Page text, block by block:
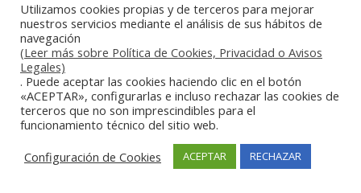
RESTAURACIÓN MADRID
COCINAS PREMIUM MADRID
COCINAS PREMIUM PROFESIONALES MADRID
COCINAS PROFESIONALES
COCINAS PROFESIONALES • MOBILIARIO • ENCIMERAS •
REVESTIMIENTOS • ESTRUCTURAS • ELEMENTOS
DECORATIVOS ACERO INOXIDABLE
COCINAS PROFESIONALES A MEDIDA PERSONALIZADAS PARA
PARTICULARES
Utilizamos cookies propias y de terceros para mejorar
nuestros servicios mediante el análisis de sus hábitos de
navegación
(Leer más sobre Política de Cookies, Privacidad o Avisos
Legales)
. Puede aceptar las cookies haciendo clic en el botón
«ACEPTAR», configurarlas e incluso rechazar las cookies de
terceros que no son imprescindibles para el
funcionamiento técnico del sitio web.
Configuración de Cookies
ACEPTAR RECHAZAR